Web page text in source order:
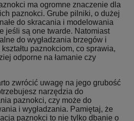
ma ogromne znaczenie dla
paznokci. Grube pilniki, o dużej
do skracania i modelowania
jeśli są one twarde. Natomiast
do wygładzania brzegów i
paznokciom, co sprawia,
odporne na łamanie czy
zwrócić uwagę na jego grubość
narzędzia do
paznokci, czy może do
i wygładzania. Pamiętaj, że
paznokci to nie tylko dbanie o